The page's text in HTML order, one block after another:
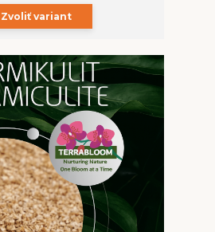
Zvoliť variant